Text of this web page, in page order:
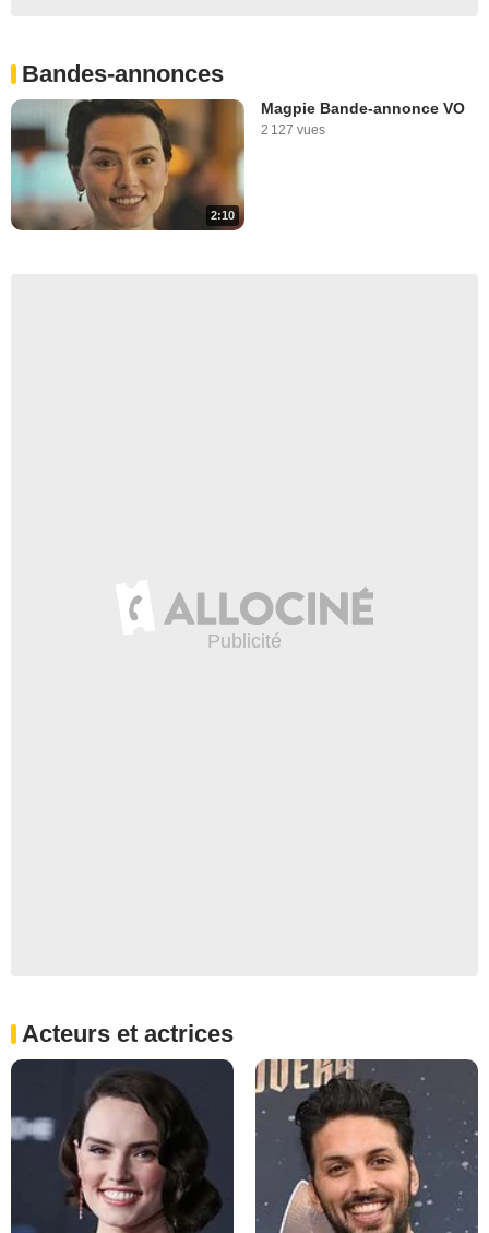
Bandes-annonces
2:10
Magpie Bande-annonce VO
2 127 vues
Acteurs et actrices